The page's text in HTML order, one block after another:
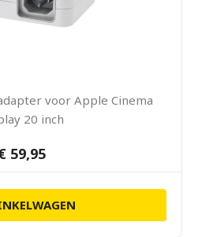
voor Apple Cinema
20 inch
59,95